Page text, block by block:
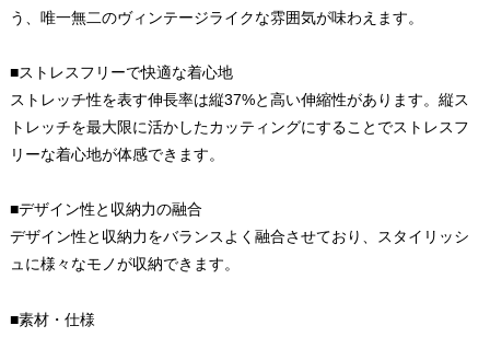
う、唯一無二のヴィンテージライクな雰囲気が味わえます。
■ストレスフリーで快適な着心地
ストレッチ性を表す伸長率は縦37%と高い伸縮性があります。縦ス
トレッチを最大限に活かしたカッティングにすることでストレスフ
リーな着心地が体感できます。
■デザイン性と収納力の融合
デザイン性と収納力をバランスよく融合させており、スタイリッシ
ュに様々なモノが収納できます。
■素材・仕様